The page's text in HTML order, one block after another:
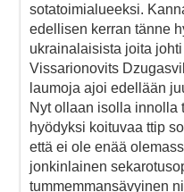
sotatoimialueeksi.
edellisen kerran tänne
ukrainalaisista joita
Vissarionovits
laumoja ajoi edellään
Nyt ollaan isolla innolla
hyödyksi koituvaa ttip
että ei ole enää
jonkinlainen
tummemmansävyinen